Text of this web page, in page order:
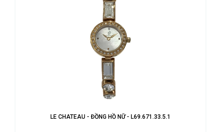
LE CHATEAU - ĐỒNG HỒ NỮ - L69.671.33.5.1